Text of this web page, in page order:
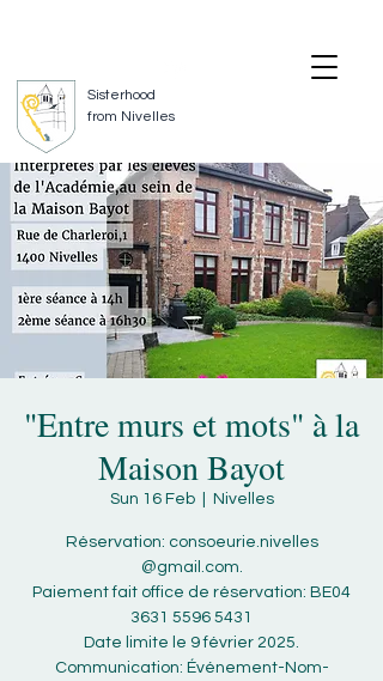
Sisterhood
from Nivelles
"Entre murs et mots" à la
Maison Bayot
Sun 16 Feb
  |
Nivelles
Réservation: consoeurie.nivelles
@gmail.com.
Paiement fait office de réservation: BE04
3631 5596 5431
Date limite le 9 février 2025.
Communication: Événement-Nom-